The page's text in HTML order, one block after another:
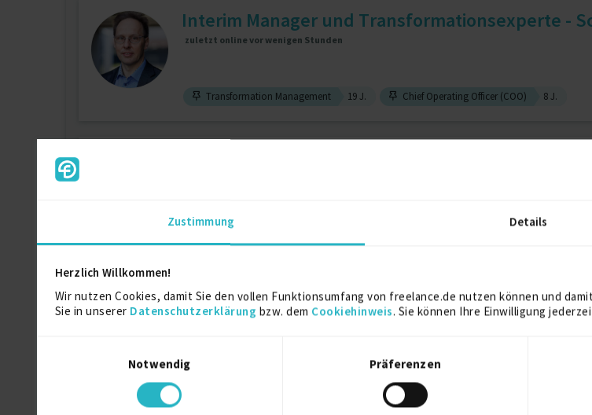
Zustimmung Details
Herzlich Willkommen!
Wir nutzen Cookies, damit Sie den vollen Funktionsumfang von freelance.de nutzen können und
Sie in unserer Datenschutzerklärung bzw. dem Cookiehinweis. Sie können Ihre Einwilligung
Notwendig
Präferenzen
Interim Manager und Transformationsexperte -
zuletzt online vor wenigen Stunden
Transformation Management 19 J. Chief Operating Officer (COO) 8 J.
Transformation | Supply Chain | Finance
zuletzt online vor wenigen Tagen
Transformation Management